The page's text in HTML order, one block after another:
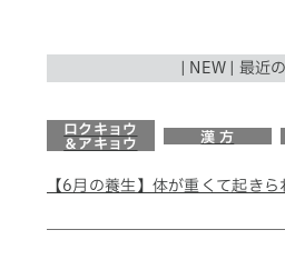
| NEW | 最近
ロクキョウ
＆アキョウ
漢 方
【6月の養生】体が重くて起き